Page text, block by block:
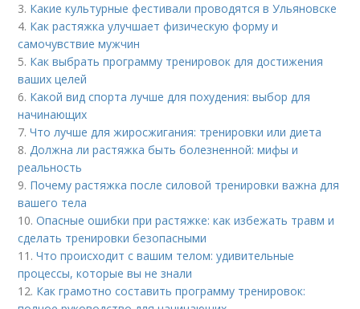
3. Какие культурные фестивали проводятся в Ульяновске
4. Как растяжка улучшает физическую форму и
самочувствие мужчин
5. Как выбрать программу тренировок для достижения
ваших целей
6. Какой вид спорта лучше для похудения: выбор для
начинающих
7.Что лучше для жиросжигания: тренировки или диета
8.Должна ли растяжка быть болезненной: мифы и
реальность
9. Почему растяжка после силовой тренировки важна для
вашего тела
10.Опасные ошибки при растяжке: как избежать травм и
сделать тренировки безопасными
11.Что происходит с вашим телом: удивительные
процессы, которые вы не знали
12. Как грамотно составить программу тренировок: